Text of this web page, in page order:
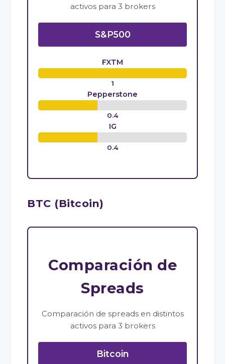
activos para 3 brokers
S&P500
FXTM
1
Pepperstone
0.4
IG
0.4
BTC (Bitcoin)
Comparación de
Spreads
Comparación de spreads en distintos
activos para 3 brokers
Bitcoin